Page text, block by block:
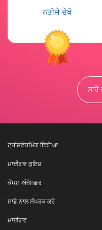
ਨਤੀਜੇ ਦੇਖੋ
ਸਾਰੇ
ਟ੍ਰਾਂਸਫੌਰਮਿੰਗ ਇੰਡੀਆ
ਮਾਈਗਵ ਕੁਇਜ਼
ਕੈਂਪਸ ਅੰਬੈਸਡਰ
ਸਾਡੇ ਨਾਲ ਸੰਪਰਕ ਕਰੋ
ਮਾਈਗਵ